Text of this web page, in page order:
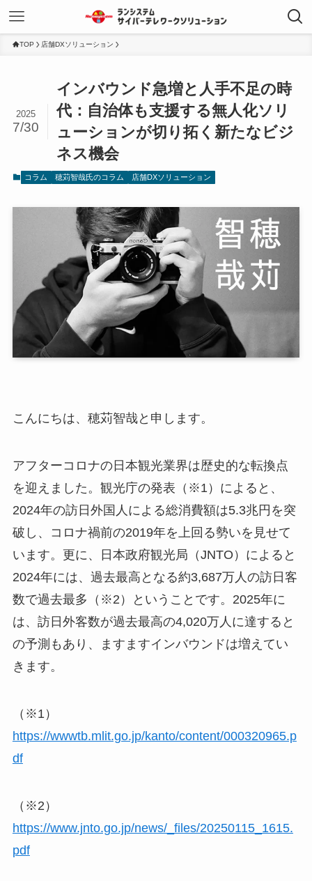
TOP 店舗DXソリューション
インバウンド急増と人手不足の時
代：自治体も支援する無人化ソリ
ューションが切り拓く新たなビジ
ネス機会
2025
7/30
コラム 穂苅智哉氏のコラム 店舗DXソリューション
こんにちは、穂苅智哉と申します。
アフターコロナの日本観光業界は歴史的な転換点
を迎えました。観光庁の発表（※1）によると、
2024年の訪日外国人による総消費額は5.3兆円を突
破し、コロナ禍前の2019年を上回る勢いを見せて
います。更に、日本政府観光局（JNTO）によると
2024年には、過去最高となる約3,687万人の訪日客
数で過去最多（※2）ということです。2025年に
は、訪日外客数が過去最高の4,020万人に達すると
の予測もあり、ますますインバウンドは増えてい
きます。
（※1）
https://wwwtb.mlit.go.jp/kanto/content/000320965.p
df
（※2）
https://www.jnto.go.jp/news/_files/20250115_1615.
pdf